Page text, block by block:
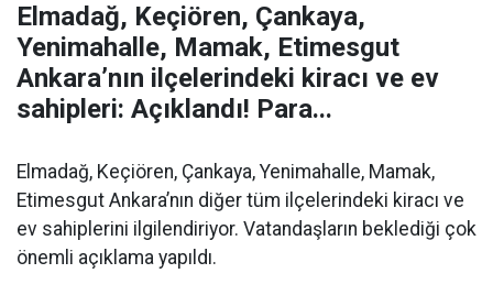
Elmadağ, Keçiören, Çankaya,
Yenimahalle, Mamak, Etimesgut
Ankara’nın ilçelerindeki kiracı ve ev
sahipleri: Açıklandı! Para...
Elmadağ, Keçiören, Çankaya, Yenimahalle, Mamak,
Etimesgut Ankara’nın diğer tüm ilçelerindeki kiracı ve
ev sahiplerini ilgilendiriyor. Vatandaşların beklediği çok
önemli açıklama yapıldı.